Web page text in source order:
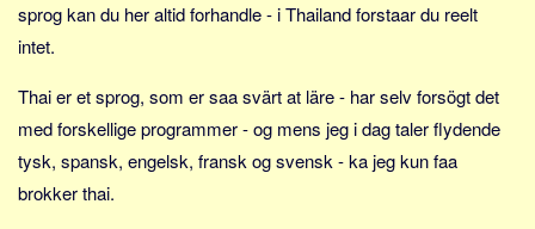
sprog kan du her altid forhandle - i Thailand forstaar du reelt
intet.
Thai er et sprog, som er saa svärt at läre - har selv forsögt det
med forskellige programmer - og mens jeg i dag taler flydende
tysk, spansk, engelsk, fransk og svensk - ka jeg kun faa
brokker thai.